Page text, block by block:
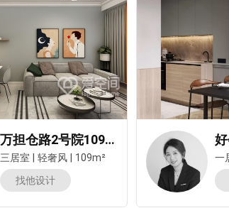
万担仓路2号院109㎡三居室轻奢风装修案例
三居室 轻奢风
109m²
找他设计
一